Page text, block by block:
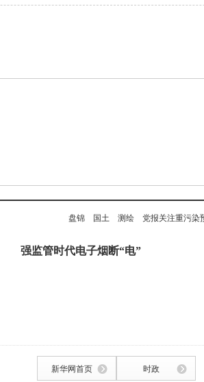
盘锦 国土 测绘 党报关注重污染
强监管时代电子烟断“电”
新华网首页 时政